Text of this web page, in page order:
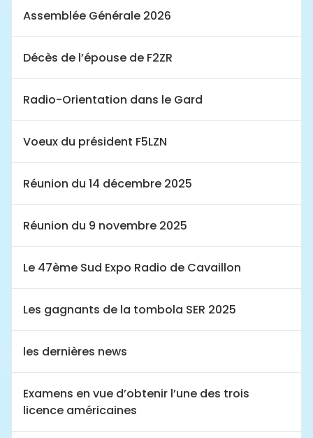
Assemblée Générale 2026
Décès de l’épouse de F2ZR
Radio-Orientation dans le Gard
Voeux du président F5LZN
Réunion du 14 décembre 2025
Réunion du 9 novembre 2025
Le 47ème Sud Expo Radio de Cavaillon
Les gagnants de la tombola SER 2025
les dernières news
Examens en vue d’obtenir l’une des trois
licence américaines